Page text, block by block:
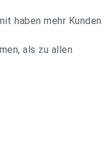
haben mehr Kunden
als zu allen